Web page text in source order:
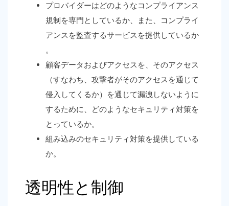
プロバイダーはどのようなコンプライアンス
規制を専門としているか、また、コンプライ
アンスを監査するサービスを提供しているか
。
顧客データおよびアクセスを、そのアクセス
（すなわち、攻撃者がそのアクセスを通じて
侵入してくるか）を通じて漏洩しないように
するために、どのようなセキュリティ対策を
とっているか。
組み込みのセキュリティ対策を提供している
か。
透明性と制御